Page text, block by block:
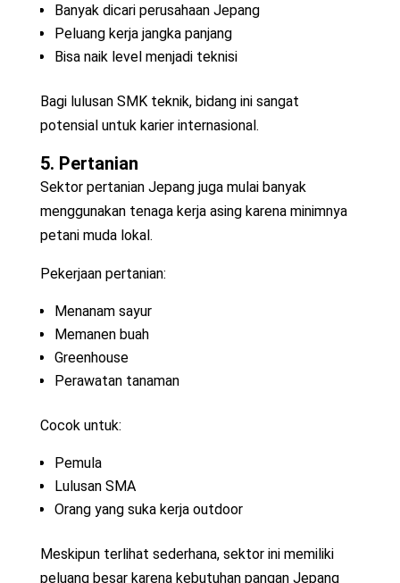
Banyak dicari perusahaan Jepang
Peluang kerja jangka panjang
Bisa naik level menjadi teknisi
Bagi lulusan SMK teknik, bidang ini sangat
potensial untuk karier internasional.
5. Pertanian
Sektor pertanian Jepang juga mulai banyak
menggunakan tenaga kerja asing karena minimnya
petani muda lokal.
Pekerjaan pertanian:
Menanam sayur
Memanen buah
Greenhouse
Perawatan tanaman
Cocok untuk:
Pemula
Lulusan SMA
Orang yang suka kerja outdoor
Meskipun terlihat sederhana, sektor ini memiliki
peluang besar karena kebutuhan pangan Jepang